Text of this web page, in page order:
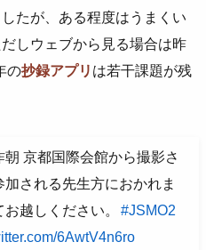
たが、ある程度はうまくい
しウェブから見る場合は昨
の抄録アプリ は若干課題が残
京都国際会館から撮影さ
される先生方におかれま
越しください。
#JSMO2
6AwtV4n6ro